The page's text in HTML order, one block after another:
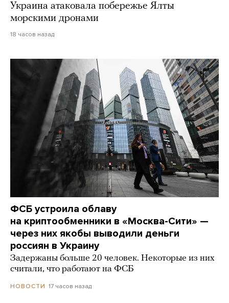
Украина атаковала побережье Ялты
морскими дронами
18 часов назад
ФСБ устроила облаву
на криптообменники в «Москва-Сити» —
через них якобы выводили деньги
россиян в Украину
Задержаны больше 20 человек. Некоторые из них
считали, что работают на ФСБ
НОВОСТИ 17 часов назад